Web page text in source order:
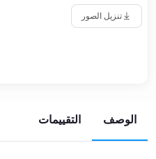
تنزيل الصور
الوصف التقييمات